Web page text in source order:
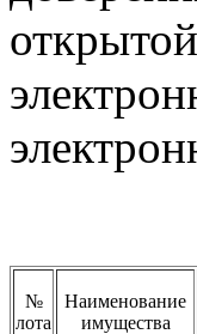
№
лота
Наименование
имущества